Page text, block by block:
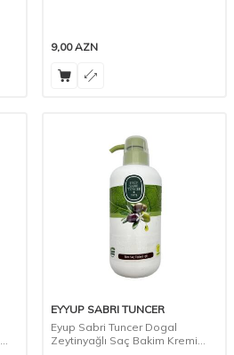
9,00AZN
EYYUP SABRI TUNCER
Eyup Sabri Tuncer Dogal
Zeytinyağlı Saç Bakim Kremi